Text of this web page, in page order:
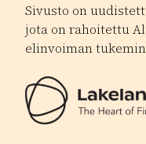
Sivusto on
jota on rahoitettu
elinvoiman